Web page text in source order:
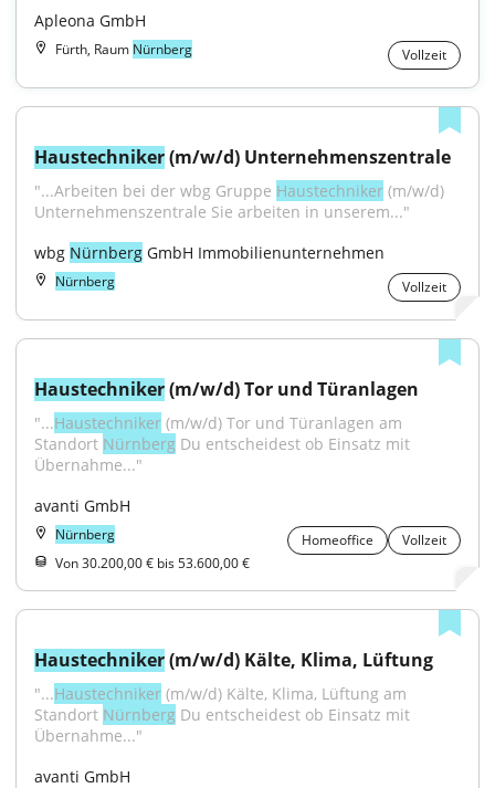
Apleona GmbH
Fürth, Raum Nürnberg Vollzeit
Haustechniker (m/w/d) Unternehmenszentrale
"...Arbeiten bei der wbg Gruppe Haustechniker (m/w/d)
Unternehmenszentrale Sie arbeiten in unserem..."
wbg Nürnberg GmbH Immobilienunternehmen
Nürnberg Vollzeit
Haustechniker (m/w/d) Tor und Türanlagen
"...Haustechniker (m/w/d) Tor und Türanlagen am
Standort Nürnberg Du entscheidest ob Einsatz mit
Übernahme..."
avanti GmbH
Nürnberg Homeoffice
Vollzeit
Von 30.200,00 € bis 53.600,00 €
Haustechniker (m/w/d) Kälte, Klima, Lüftung
"...Haustechniker (m/w/d) Kälte, Klima, Lüftung am
Standort Nürnberg Du entscheidest ob Einsatz mit
Übernahme..."
avanti GmbH